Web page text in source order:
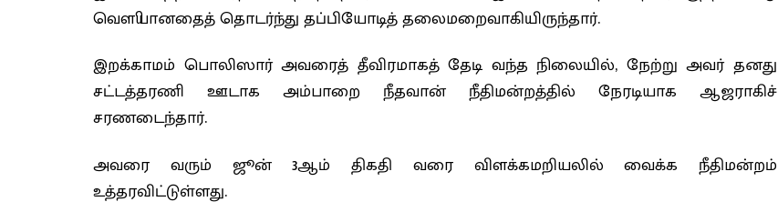
வௌியானதைத் தொடர்ந்து தப்பியோடித் தலைமறைவாகியிருந்தார்.
இறக்காமம் பொலிஸார் அவரைத் தீவிரமாகத் தேடி வந்த நிலையில், நேற்று அவர் தனது
சட்டத்தரணி ஊடாக அம்பாறை நீதவான் நீதிமன்றத்தில் நேரடியாக ஆஜராகிச்
சரணடைந்தார்.
அவரை வரும் ஜூன் 3ஆம் திகதி வரை விளக்கமறியலில் வைக்க நீதிமன்றம்
உத்தரவிட்டுள்ளது.